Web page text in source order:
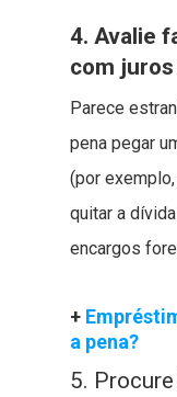
4. Avalie
com
Parece
pena pegar
(por
quitar a
encargos
+
a pena?
5.